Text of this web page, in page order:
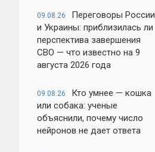
09.08.26
Переговоры России
и Украины: приблизилась ли
перспектива завершения
СВО — что известно на 9
августа 2026 года
09.08.26
Кто умнее — кошка
или собака: ученые
объяснили, почему число
нейронов не дает ответа